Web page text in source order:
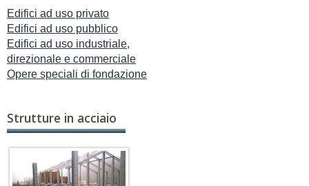
Edifici ad uso privato
Edifici ad uso pubblico
Edifici ad uso industriale,
direzionale e commerciale
Opere speciali di fondazione
Strutture in acciaio